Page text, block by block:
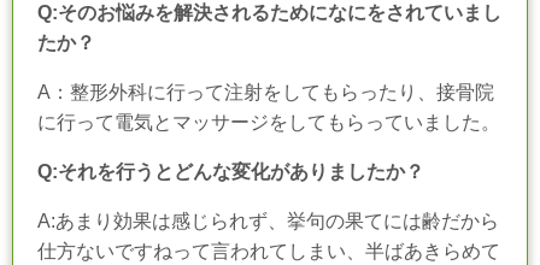
Q:そのお悩みを解決されるためになにをされていまし
たか？
A：整形外科に行って注射をしてもらったり、接骨院
に行って電気とマッサージをしてもらっていました。
Q:それを行うとどんな変化がありましたか？
A:あまり効果は感じられず、挙句の果てには齢だから
仕方ないですねって言われてしまい、半ばあきらめて